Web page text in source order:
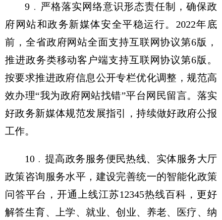
9﹒严格落实网络意识形态责任制，确保政
府网站和政务新媒体安全平稳运行。2022年底
前，全省政府网站全面支持互联网协议第6版，
推进政务类移动客户端支持互联网协议第6版。
按要求推进政府信息公开专栏优化调整，规范高
效办理“我为政府网站找错”平台网民留言。落实
好政务新媒体规范发展指引，持续做好政府公报
工作。
10﹒提高政务服务便民热线、实体服务大厅
政策咨询服务水平，建设完善统一的智能化政策
问答平台，开通上线江苏12345热线百科，更好
解答生育、上学、就业、创业、养老、医疗、纳